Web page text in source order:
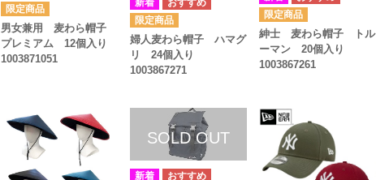
男女兼用 麦わら帽子
プレミアム 12個入り
1003871051
婦人麦わら帽子 ハマグ
リ 24個入り
1003867271
紳士 麦わら帽子 トル
ーマン 20個入り
1003867261